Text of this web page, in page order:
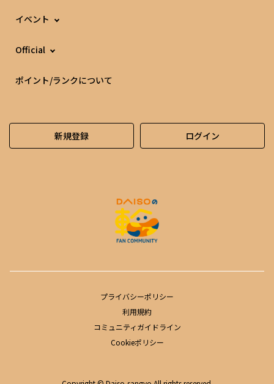
イベント
Official
ポイント/ランクについて
新規登録 ログイン
プライバシーポリシー
利用規約
コミュニティガイドライン
Cookieポリシー